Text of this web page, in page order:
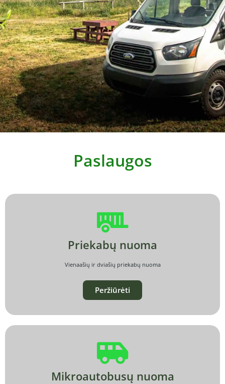
Paslaugos
Priekabų nuoma
Vienaašių ir dviašių priekabų nuoma
Peržiūrėti
Mikroautobusų nuoma